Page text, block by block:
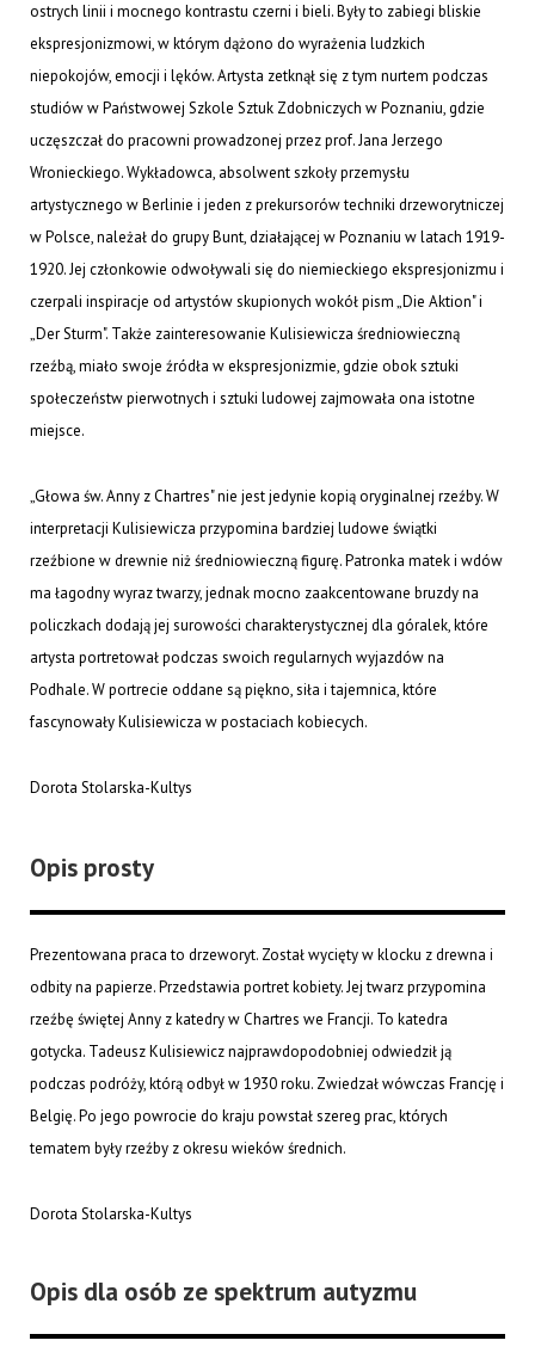
ostrych linii i mocnego kontrastu czerni i bieli. Były to zabiegi bliskie
ekspresjonizmowi, w którym dążono do wyrażenia ludzkich
niepokojów, emocji i lęków. Artysta zetknął się z tym nurtem podczas
studiów w Państwowej Szkole Sztuk Zdobniczych w Poznaniu, gdzie
uczęszczał do pracowni prowadzonej przez prof. Jana Jerzego
Wronieckiego. Wykładowca, absolwent szkoły przemysłu
artystycznego w Berlinie i jeden z prekursorów techniki drzeworytniczej
w Polsce, należał do grupy Bunt, działającej w Poznaniu w latach 1919-
1920. Jej członkowie odwoływali się do niemieckiego ekspresjonizmu i
czerpali inspiracje od artystów skupionych wokół pism „Die Aktion" i
„Der Sturm". Także zainteresowanie Kulisiewicza średniowieczną
rzeźbą, miało swoje źródła w ekspresjonizmie, gdzie obok sztuki
społeczeństw pierwotnych i sztuki ludowej zajmowała ona istotne
miejsce.
„Głowa św. Anny z Chartres" nie jest jedynie kopią oryginalnej rzeźby. W
interpretacji Kulisiewicza przypomina bardziej ludowe świątki
rzeźbione w drewnie niż średniowieczną figurę. Patronka matek i wdów
ma łagodny wyraz twarzy, jednak mocno zaakcentowane bruzdy na
policzkach dodają jej surowości charakterystycznej dla góralek, które
artysta portretował podczas swoich regularnych wyjazdów na
Podhale. W portrecie oddane są piękno, siła i tajemnica, które
fascynowały Kulisiewicza w postaciach kobiecych.
Dorota Stolarska-Kultys
Opis prosty
Prezentowana praca to drzeworyt. Został wycięty w klocku z drewna i
odbity na papierze. Przedstawia portret kobiety. Jej twarz przypomina
rzeźbę świętej Anny z katedry w Chartres we Francji. To katedra
gotycka. Tadeusz Kulisiewicz najprawdopodobniej odwiedził ją
podczas podróży, którą odbył w 1930 roku. Zwiedzał wówczas Francję i
Belgię. Po jego powrocie do kraju powstał szereg prac, których
tematem były rzeźby z okresu wieków średnich.
Dorota Stolarska-Kultys
Opis dla osób ze spektrum autyzmu